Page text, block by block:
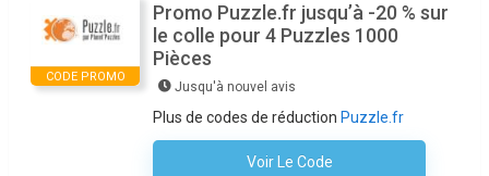
CODE PROMO
Promo Puzzle.fr jusqu’à -20 % sur
le colle pour 4 Puzzles 1000
Pièces
Jusqu'à nouvel avis
Plus de codes de réduction Puzzle.fr
Voir Le Code
Aucun Code N'est Nécessaire